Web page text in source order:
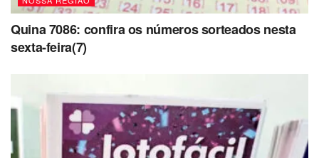
Quina 7086: confira os números sorteados nesta
sexta-feira(7)